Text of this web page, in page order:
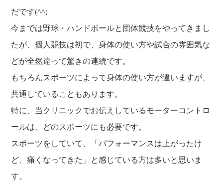
だです(^^;
今までは野球・ハンドボールと団体競技をやってきまし
たが、個人競技は初で、身体の使い方や試合の雰囲気な
どが全然違って驚きの連続です。
もちろんスポーツによって身体の使い方が違いますが、
共通していることもあります。
特に、当クリニックでお伝えしているモーターコントロ
ールは、どのスポーツにも必要です。
スポーツをしていて、「パフォーマンスは上がったけ
ど、痛くなってきた」と感じている方は多いと思いま
す。